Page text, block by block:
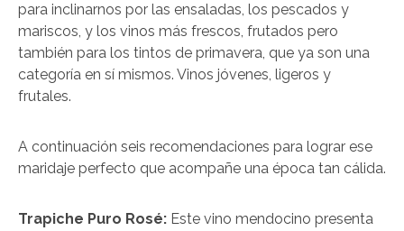
para inclinarnos por las ensaladas, los pescados y
mariscos, y los vinos más frescos, frutados pero
también para los tintos de primavera, que ya son una
categoría en sí mismos. Vinos jóvenes, ligeros y
frutales.
A continuación seis recomendaciones para lograr ese
maridaje perfecto que acompañe una época tan cálida.
Trapiche Puro Rosé: Este vino mendocino presenta